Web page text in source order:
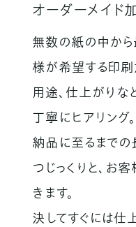
オーダーメイド
無数の紙の中か
様が希望する印刷
用途、仕上がりな
丁寧にヒアリング。
納品に至るまでの
つじっくりと、お
きます。
決してすぐには仕